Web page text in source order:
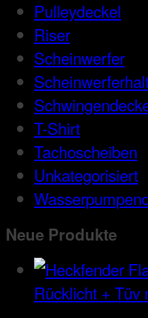
Pulleydeckel
Riser
Scheinwerfer
T-Shirt
Tachoscheiben
Unkategorisiert
Neue Produkte
Rücklicht + Tüv